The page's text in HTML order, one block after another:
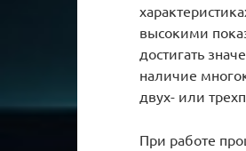
высокими
достигать
наличие
двух- или
При работе